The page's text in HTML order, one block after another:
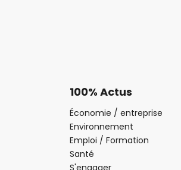
100% Actus
Économie / entreprise
Environnement
Emploi / Formation
Santé
S'engager